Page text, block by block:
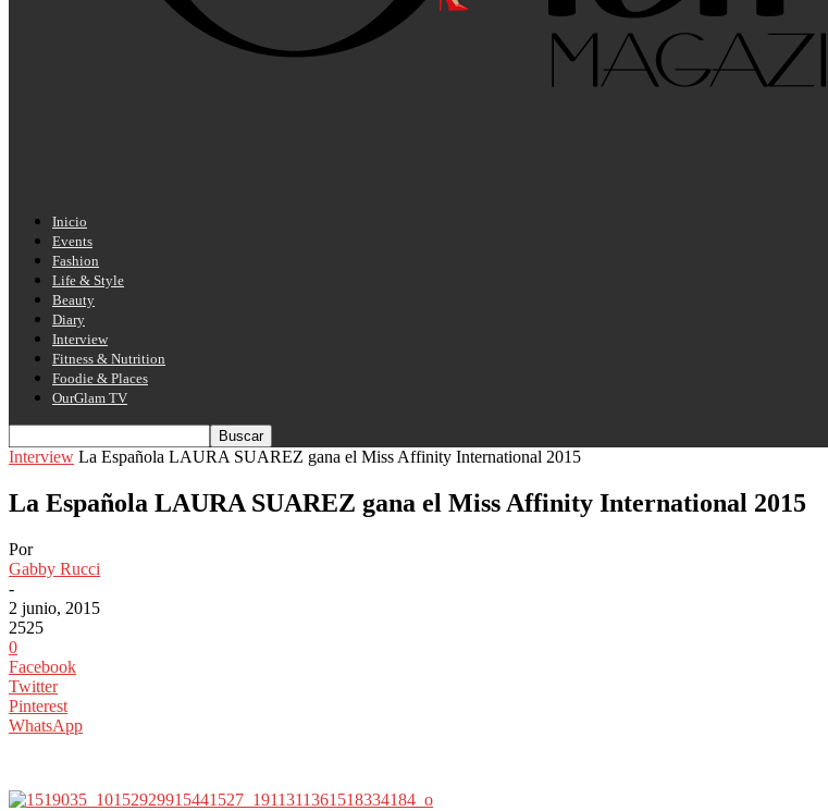
Inicio
Events
Fashion
Life & Style
Beauty
Diary
Interview
Fitness & Nutrition
Foodie & Places
OurGlam TV
Interview La Española LAURA SUAREZ gana el Miss Affinity International 2015
La Española LAURA SUAREZ gana el Miss Affinity International 2015
Por
Gabby Rucci
-
2 junio, 2015
2525
0
Facebook
Twitter
Pinterest
WhatsApp